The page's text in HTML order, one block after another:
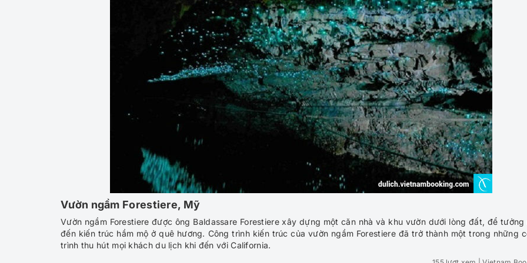
Vườn ngầm Forestiere, Mỹ
Vườn ngầm Forestiere được ông Baldassare Forestiere xây dựng một căn nhà và khu vườn dưới lòng đất, để tưởng
đến kiến trúc hầm mộ ở quê hương. Công trình kiến trúc của vườn ngầm Forestiere đã trở thành một trong những
trình thu hút mọi khách du lịch khi đến với California.